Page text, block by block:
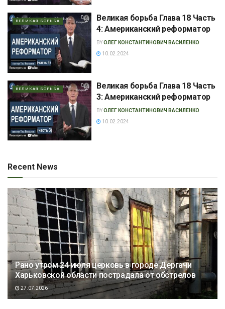
ВЕЛИКАЯ БОРЬБА
Великая борьба Глава 18 Часть
4: Американский реформатор
BYОЛЕГ КОНСТАНТИНОВИЧ ВАСИЛЕНКО
10.02.2024
ВЕЛИКАЯ БОРЬБА
Великая борьба Глава 18 Часть
3: Американский реформатор
BYОЛЕГ КОНСТАНТИНОВИЧ ВАСИЛЕНКО
10.02.2024
Recent News
Рано утром 24 июля церковь в городе Дергачи
Харьковской области пострадала от обстрелов
27.07.2026